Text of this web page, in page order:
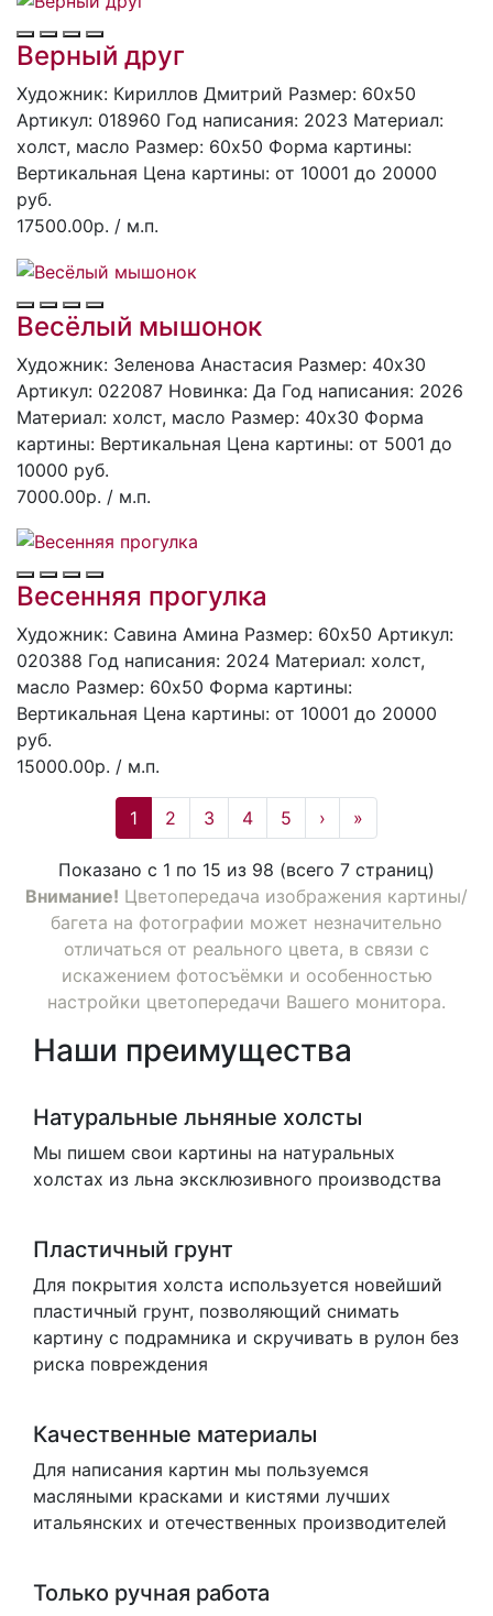
Верный друг
Художник: Кириллов Дмитрий Размер: 60x50
Артикул: 018960 Год написания: 2023 Материал:
холст, масло Размер: 60х50 Форма картины:
Вертикальная Цена картины: от 10001 до 20000
руб.
17500.00р. / м.п.
Весёлый мышонок
Художник: Зеленова Анастасия Размер: 40x30
Артикул: 022087 Hoвинка: Да Год написания: 2026
Материал: холст, масло Размер: 40х30 Форма
картины: Вертикальная Цена картины: от 5001 до
10000 руб.
7000.00р. / м.п.
Весенняя прогулка
Художник: Савина Амина Размер: 60x50 Артикул:
020388 Год написания: 2024 Материал: холст,
масло Размер: 60х50 Форма картины:
Вертикальная Цена картины: от 10001 до 20000
руб.
15000.00р. / м.п.
1 2 3 4 5 › »
Показано с 1 по 15 из 98 (всего 7 страниц)
Внимание! Цветопередача изображения картины/
багета на фотографии может незначительно
отличаться от реального цвета, в связи с
искажением фотосъёмки и особенностью
настройки цветопередачи Вашего монитора.
Наши преимущества
Натуральные льняные холсты
Мы пишем свои картины на натуральных
холстах из льна эксклюзивного производства
Пластичный грунт
Для покрытия холста используется новейший
пластичный грунт, позволяющий снимать
картину с подрамника и скручивать в рулон без
риска повреждения
Качественные материалы
Для написания картин мы пользуемся
масляными красками и кистями лучших
итальянских и отечественных производителей
Только ручная работа